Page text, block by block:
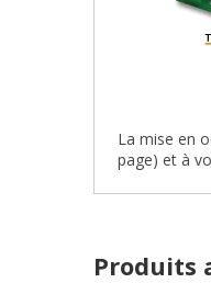
La mise en
page) et à
Produits